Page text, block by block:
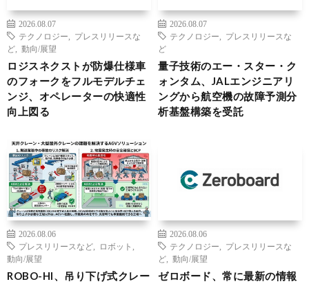
2026.08.07
テクノロジー
プレスリリースな
ど
動向/展望
ロジスネクストが防爆仕様車
のフォークをフルモデルチェ
ンジ、オペレーターの快適性
向上図る
2026.08.07
テクノロジー
プレスリリースな
ど
量子技術のエー・スター・ク
ォンタム、JALエンジニアリ
ングから航空機の故障予測分
析基盤構築を受託
2026.08.06
プレスリリースなど
ロボット
動向/展望
ROBO-HI、吊り下げ式クレー
2026.08.06
テクノロジー
プレスリリースな
ど
動向/展望
ゼロボード、常に最新の情報